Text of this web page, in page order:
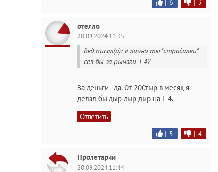
6 3
отелло
20.09.2024 11:35
дед писал(а): а лично ты "страдалец"
сел бы за рычаги Т-4?
За деньги - да. От 200тыр в месяц я
делал бы дыр-дыр-дыр на Т-4.
Ответить
| 5 | 4
Пролетарий
20.09.2024 11:44